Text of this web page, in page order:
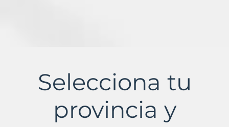
MurbalandsSelecciona tu
provincia y